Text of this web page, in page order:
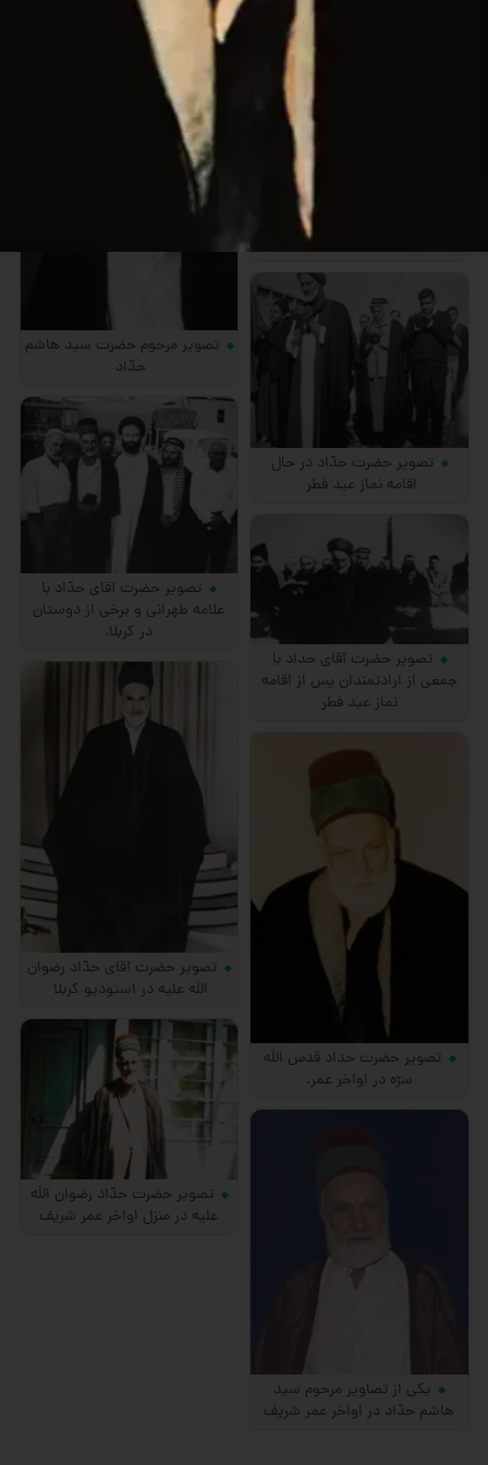
هاشم حداد در كربلا
تصویر مرحوم سید هاشم حدّاد
در اطاق بیرونی منزل
تصویر مرحوم حضرت سید هاشم
حدّاد
تصویر حضرت حدّاد در حال
اقامه نماز عید فطر
تصویر حضرت آقای حدّاد با
علامه طهرانی و برخی از دوستان
در كربلا.
تصویر حضرت آقای حداد با
جمعی از ارادتمندان پس از اقامه
نماز عید فطر
تصویر حضرت آقای حدّاد رضوان
اللَه علیه در استودیو كربلا
تصویر حضرت حداد قدس اللَه
سرّه در اواخر عمر.
تصویر حضرت حدّاد رضوان اللَه
علیه در منزل اواخر عمر شریف
یكی از تصاویر مرحوم سید
هاشم حدّاد در اواخر عمر شریف